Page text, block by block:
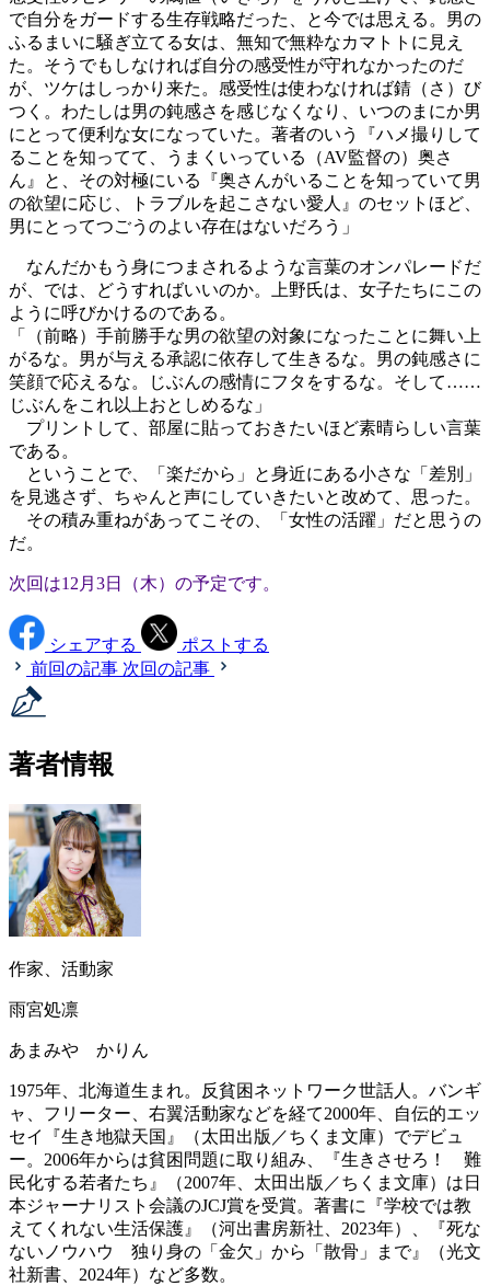
で自分をガードする生存戦略だった、と今では思える。男の
ふるまいに騒ぎ立てる女は、無知で無粋なカマトトに見え
た。そうでもしなければ自分の感受性が守れなかったのだ
が、ツケはしっかり来た。感受性は使わなければ錆（さ）び
つく。わたしは男の鈍感さを感じなくなり、いつのまにか男
にとって便利な女になっていた。著者のいう『ハメ撮りして
ることを知ってて、うまくいっている（AV監督の）奥さ
ん』と、その対極にいる『奥さんがいることを知っていて男
の欲望に応じ、トラブルを起こさない愛人』のセットほど、
男にとってつごうのよい存在はないだろう」
なんだかもう身につまされるような言葉のオンパレードだ
が、では、どうすればいいのか。上野氏は、女子たちにこの
ように呼びかけるのである。
「（前略）手前勝手な男の欲望の対象になったことに舞い上
がるな。男が与える承認に依存して生きるな。男の鈍感さに
笑顔で応えるな。じぶんの感情にフタをするな。そして……
じぶんをこれ以上おとしめるな」
プリントして、部屋に貼っておきたいほど素晴らしい言葉
である。
ということで、「楽だから」と身近にある小さな「差別」
を見逃さず、ちゃんと声にしていきたいと改めて、思った。
その積み重ねがあってこその、「女性の活躍」だと思うの
だ。
次回は12月3日（木）の予定です。
シェアする
ポストする
前回の記事 次回の記事
著者情報
作家、活動家
雨宮処凛
あまみや かりん
1975年、北海道生まれ。反貧困ネットワーク世話人。バンギ
ャ、フリーター、右翼活動家などを経て2000年、自伝的エッ
セイ『生き地獄天国』（太田出版／ちくま文庫）でデビュ
ー。2006年からは貧困問題に取り組み、『生きさせろ！ 難
民化する若者たち』（2007年、太田出版／ちくま文庫）は日
本ジャーナリスト会議のJCJ賞を受賞。著書に『学校では教
えてくれない生活保護』（‎河出書房新社、2023年）、『死な
ないノウハウ 独り身の「金欠」から「散骨」まで』（光文
社新書、2024年）など多数。